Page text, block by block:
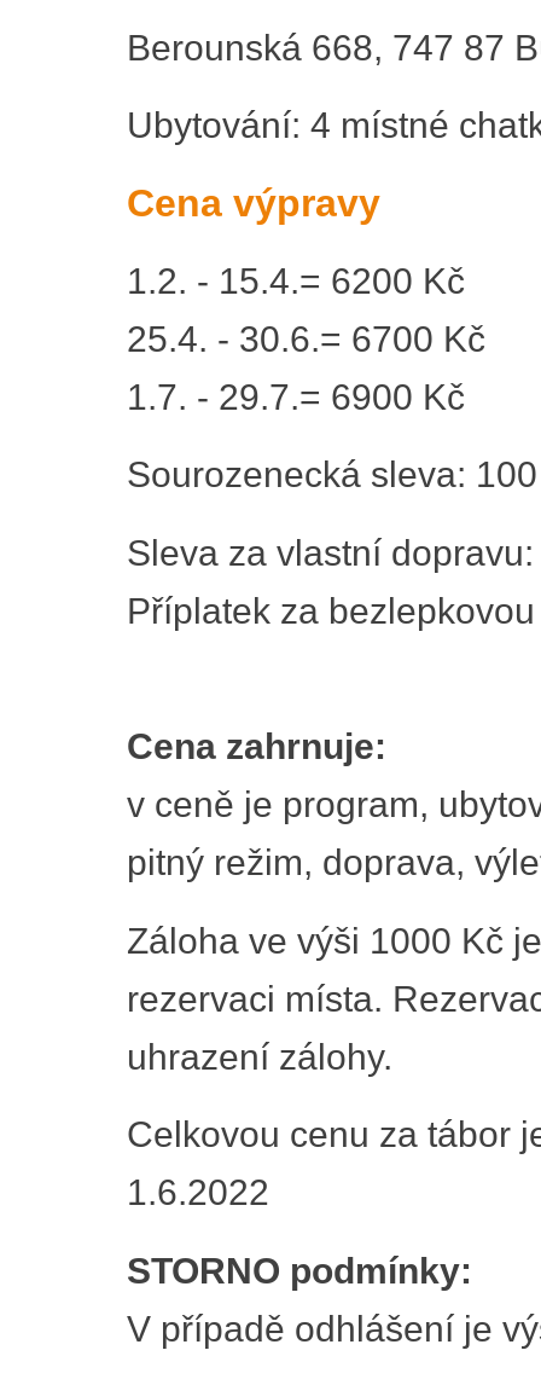
Berounská 668, 747 87
Ubytování: 4 místné
Cena výpravy
1.2. - 15.4.= 6200 Kč
25.4. - 30.6.= 6700 Kč
1.7. - 29.7.= 6900 Kč
Sourozenecká sleva:
Sleva za vlastní
Příplatek za
Cena zahrnuje:
v ceně je program,
pitný režim, doprava,
Záloha ve výši 1000 Kč
rezervaci místa.
uhrazení zálohy.
Celkovou cenu za tábor
1.6.2022
STORNO podmínky:
V případě odhlášení je